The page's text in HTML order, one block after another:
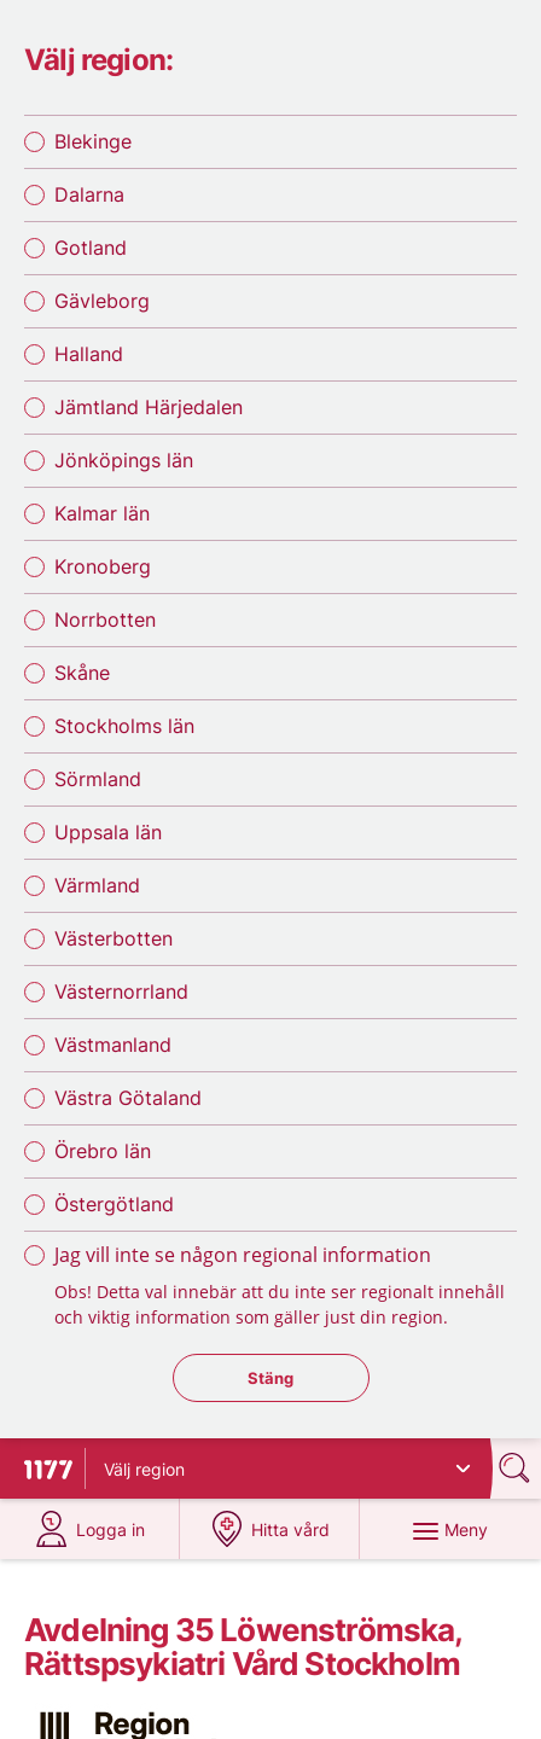
Välj region:
Blekinge
Dalarna
Gotland
Gävleborg
Halland
Jämtland Härjedalen
Jönköpings län
Kalmar län
Kronoberg
Norrbotten
Skåne
Stockholms län
Sörmland
Uppsala län
Värmland
Västerbotten
Västernorrland
Västmanland
Västra Götaland
Örebro län
Östergötland
Jag vill inte se någon regional information
Obs! Detta val innebär att du inte ser regionalt innehåll
och viktig information som gäller just din region.
Stäng regionsväljaren
Stäng
Till startsidan för 1177
Välj region
Logga in
på 1177.se
Hitta vård
på 1177.se
Meny
Avdelning 35 Löwenströmska,
Rättspsykiatri Vård Stockholm